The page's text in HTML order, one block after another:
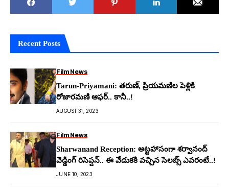
Recent Posts
Film News
Tarun-Priyamani: తరుణ్, ప్రియమణిల పెళ్లికి
రోజారమణి ఆఫర్.. కానీ..!
AUGUST 31, 2023
Film News
Sharwanand Reception: అట్ట‌హాసంగా శ‌ర్వానంద్
వెడ్డింగ్ రిసెప్ష‌న్‌.. ఈ వేడుక‌కి వ‌చ్చిన సెలబ్స్ ఎవ‌రంటే..!
JUNE 10, 2023